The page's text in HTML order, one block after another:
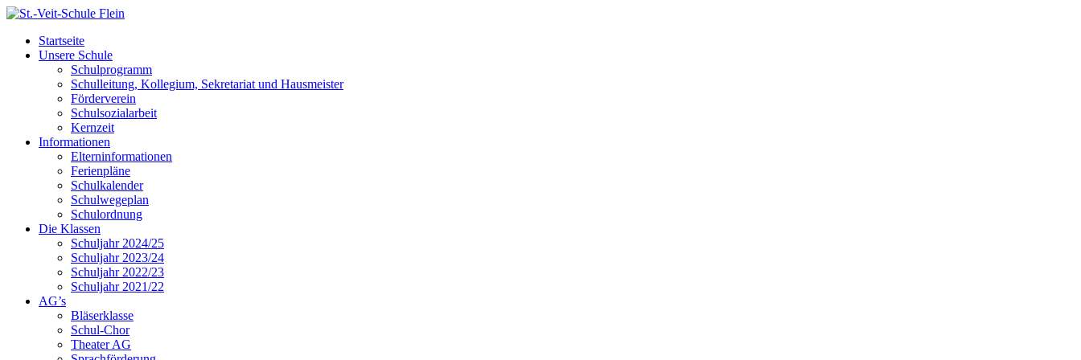
Startseite
Unsere Schule
Schulprogramm
Schulleitung, Kollegium, Sekretariat und Hausmeister
Förderverein
Schulsozialarbeit
Kernzeit
Informationen
Elterninformationen
Ferienpläne
Schulkalender
Schulwegeplan
Schulordnung
Die Klassen
Schuljahr 2024/25
Schuljahr 2023/24
Schuljahr 2022/23
Schuljahr 2021/22
AG’s
Bläserklasse
Schul-Chor
Theater AG